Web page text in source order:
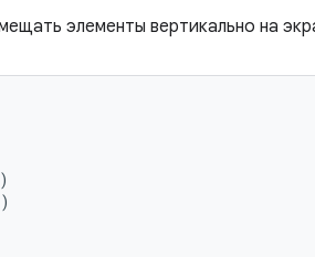
элементы вертикально на
)
)